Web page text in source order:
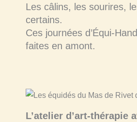
Les câlins, les sourires,
certains.
Ces journées d’Équi-
faites en amont.
L’atelier d’art-thérapie